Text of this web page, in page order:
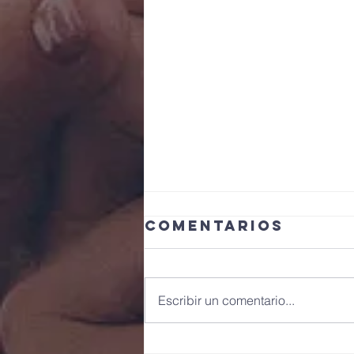
Comentarios
Escribir un comentario...